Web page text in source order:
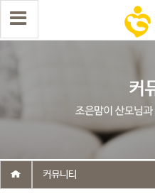
커뮤니티